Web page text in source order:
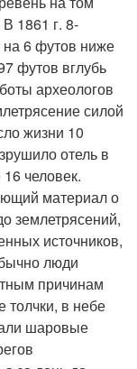
В 1861 г. 8-
на 6 футов ниже
футов вглубь
археологов
силой
жизни 10
отель в
человек.
материал о
землетрясений,
источников,
люди
причинам
толчки, в небе
шаровые